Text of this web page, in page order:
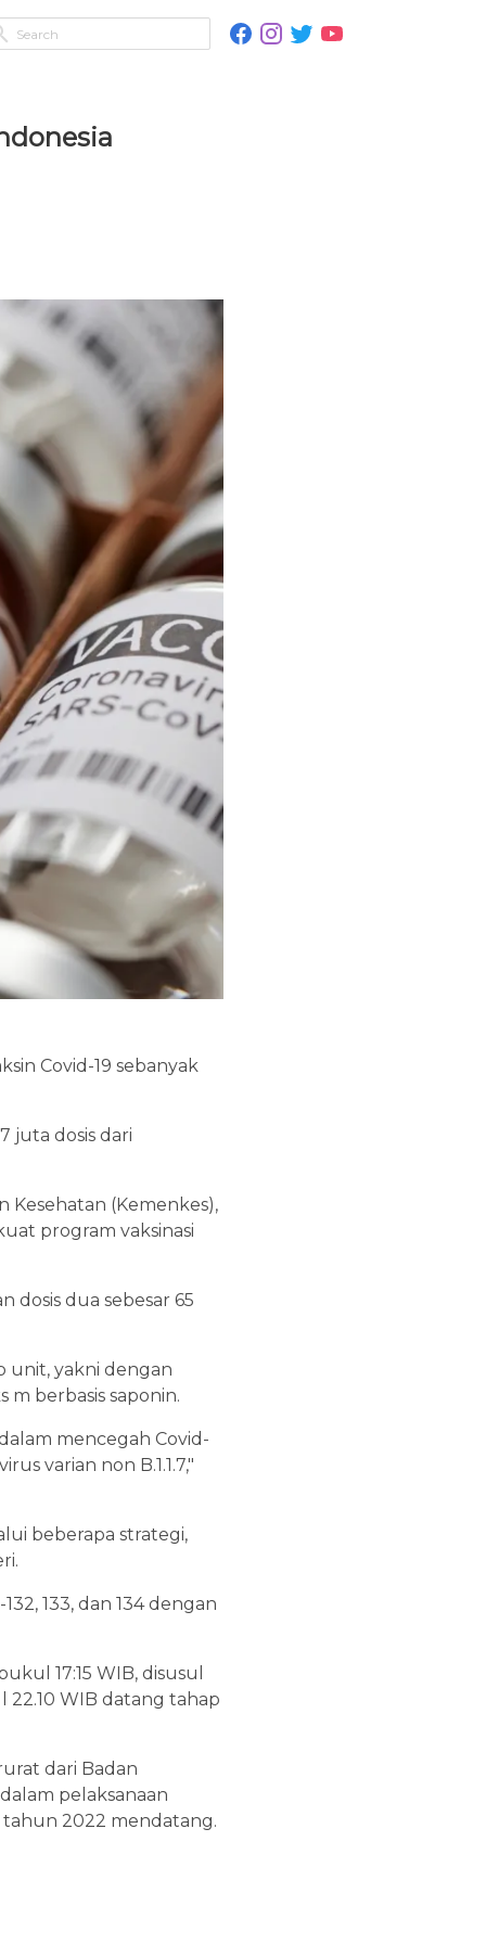
Covid-19 sebanyak
juta dosis dari
(Kemenkes),
program vaksinasi
dosis dua sebesar 65
unit, yakni dengan
berbasis saponin.
mencegah Covid-
varian non B.1.1.7,"
beberapa strategi,
133, dan 134 dengan
17:15 WIB, disusul
22.10 WIB datang tahap
dari Badan
pelaksanaan
tahun 2022 mendatang.